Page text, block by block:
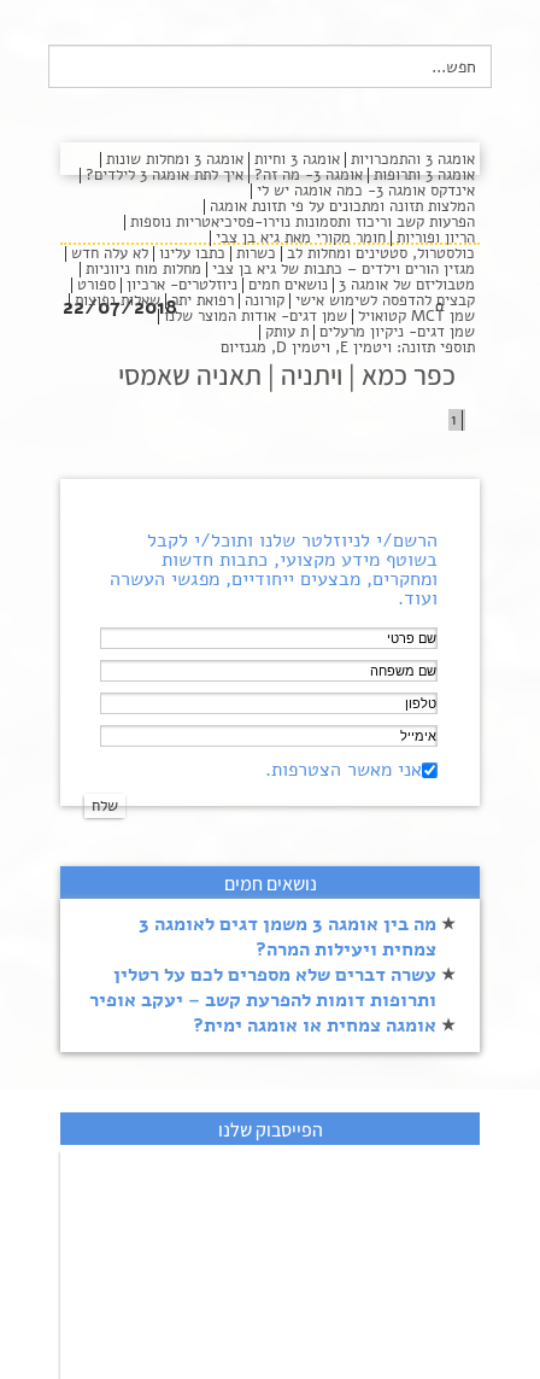
Search
for:
כפר
כמא
אומגה 3 והתמכרויות אומגה 3 וחיות אומגה 3 ומחלות שונות
אומגה 3 ותרופות אומגה 3- מה זה? איך לתת אומגה 3 לילדים?
אינדקס אומגה 3- כמה אומגה יש לי
המלצות תזונה ומתכונים על פי תזונת אומגה
הפרעות קשב וריכוז ותסמונות נוירו-פסיכיאטריות נוספות
הריון ופוריות חומר מקורי מאת גיא בן צבי
כולסטרול, סטטינים ומחלות לב כשרות כתבו עלינו לא עלה חדש
מגזין הורים וילדים – כתבות של גיא בן צבי מחלות מוח ניווניות
מטבוליזם של אומגה 3 נושאים חמים ניוזלטרים- ארכיון ספורט
קבצים להדפסה לשימוש אישי קורונה רפואת יתר שאלות נפוצות
שמן MCT קטואויל שמן דגים- אודות המוצר שלנו
שמן דגים- ניקיון מרעלים ת עותק
תוספי תזונה: ויטמין E, ויטמין D, מגנזיום
0
22/07/2018
כפר כמא | ויתניה | תאניה שאמסי
1
הרשם/י לניוזלטר שלנו ותוכל/י לקבל
בשוטף מידע מקצועי, כתבות חדשות
ומחקרים, מבצעים ייחודיים, מפגשי העשרה
ועוד.
אני מאשר הצטרפות.
נושאים חמים
מה בין אומגה 3 משמן דגים לאומגה 3
צמחית ויעילות המרה?
עשרה דברים שלא מספרים לכם על רטלין
ותרופות דומות להפרעת קשב – יעקב אופיר
אומגה צמחית או אומגה ימית?
הפייסבוק שלנו